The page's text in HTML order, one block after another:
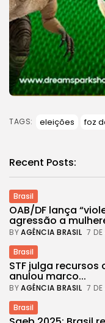
TAGS: eleições foz
Recent Posts:
Brasil
OAB/DF lança
agressão a
BYAGÊNCIA BRASIL 7
Brasil
STF julga
anulou marco...
BYAGÊNCIA BRASIL 7
Brasil